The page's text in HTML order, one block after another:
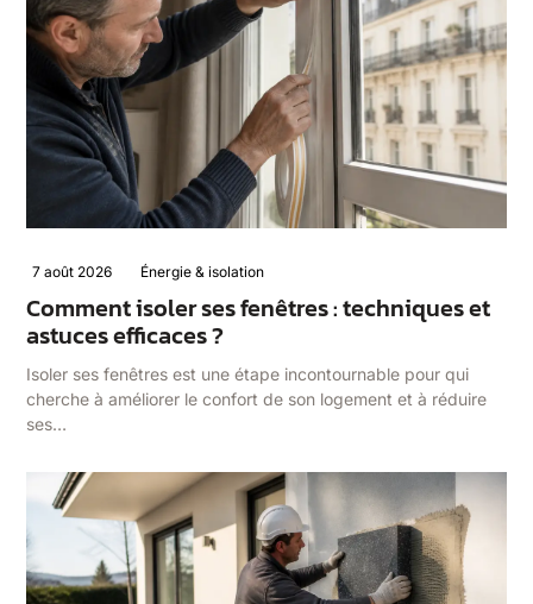
7 août 2026 Énergie & isolation
Comment isoler ses fenêtres : techniques et
astuces efficaces ?
Isoler ses fenêtres est une étape incontournable pour qui
cherche à améliorer le confort de son logement et à réduire
ses…